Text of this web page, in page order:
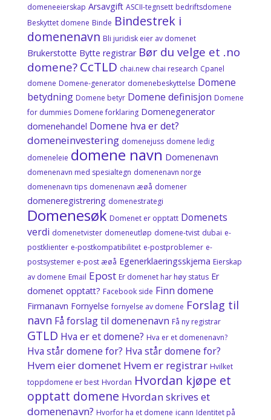
domeneeierskap Arsavgift ASCII-tegnsett bedriftsdomene
Beskyttet domene Binde Bindestrek i
domenenavn Bli juridisk eier av domenet
Brukerstotte Bytte registrar Bør du velge et .no
domene? CcTLD chai.new chai research Cpanel
domene Domene-generator domenebeskyttelse Domene
betydning Domene betyr Domene definisjon Domene
for dummies Domene forklaring Domenegenerator
domenehandel Domene hva er det?
domeneinvestering domenejuss domene ledig
domeneleie domene navn Domenenavn
domenenavn med spesialtegn domenenavn norge
domenenavn tips domenenavn æøå domener
domeneregistrering domenestrategi
Domenesøk Domenet er opptatt Domenets
verdi domenetvister domeneutløp domene‑tvist dubai e-
postklienter e-postkompatibilitet e-postproblemer e-
postsystemer e-post æøå Egenerklaeringsskjema Eierskap
av domene Email Epost Er domenet har høy status Er
domenet opptatt? Facebook side Finn domene
Firmanavn Fornyelse fornyelse av domene Forslag til
navn Få forslag til domenenavn Få ny registrar
GTLD Hva er et domene? Hva er et domenenavn?
Hva står domene for? Hva står domene for?
Hvem eier domenet Hvem er registrar Hvilket
toppdomene er best Hvordan Hvordan kjøpe et
opptatt domene Hvordan skrives et
domenenavn? Hvorfor ha et domene icann Identitet på